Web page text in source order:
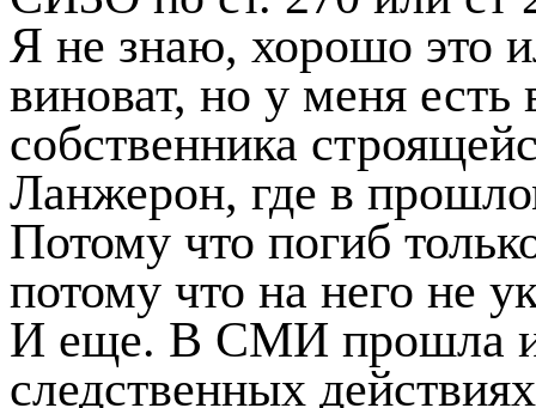
Я не знаю, хорошо это
виноват, но у меня
собственника
Ланжерон, где в
Потому что погиб
потому что на него не
И еще. В СМИ прошла
следственных